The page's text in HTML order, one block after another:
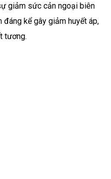
giảm sức cản ngoại biên
kể gây giảm huyết áp,
tương.